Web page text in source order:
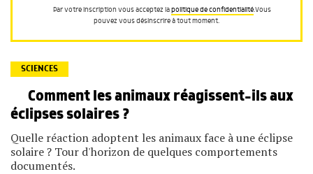
Par votre inscription vous acceptez lapolitique de confidentialité.Vous
pouvez vous désinscrire à tout moment.
SCIENCES
Comment les animaux réagissent-ils aux
éclipses solaires ?
Quelle réaction adoptent les animaux face à une éclipse
solaire ? Tour d'horizon de quelques comportements
documentés.